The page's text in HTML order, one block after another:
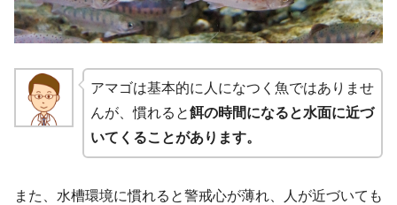
アマゴは基本的に人になつく魚ではありませ
んが、慣れると餌の時間になると水面に近づ
いてくることがあります。
また、水槽環境に慣れると警戒心が薄れ、人が近づいても